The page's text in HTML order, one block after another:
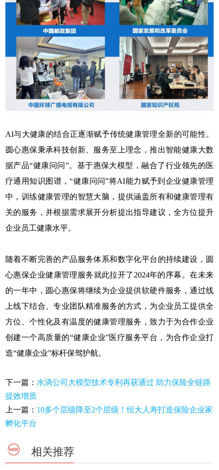
AI与大健康的结合正逐渐赋予传统健康管理全新的可能性。
圆心惠保秉承科技创新、服务至上理念，推出智能健康大数
据产品“健康问问”。基于惠保大模型，融合了行业领先的医
疗通用知识图谱，“健康问问”将AI能力赋予到企业健康管理
中，训练健康管理的智慧大脑，提供涵盖所有和健康管理有
关的服务，并根据需求展开分析提出指导建议，全方位提升
企业员工健康水平。
随着不断完善的产品服务体系和数字化平台的持续建设，圆
心惠保企业健康管理服务就此拉开了2024年的序幕。在未来
的一年中，圆心惠保将继续为企业提供软硬件服务，通过线
上线下结合、专业团队精准服务的方式，为企业员工提供全
方位、个性化及有温度的健康管理服务，致力于为合作企业
创建一个高质量的“健康企业”医疗服务平台，为合作企业打
造“健康企业”标杆保驾护航。
下一篇： 水滴公司大模型技术专利再获通过 助力保险全链路
提效增质
上一篇： 10多个层级降至2个层级！恒大人寿打造保险企业家
孵化平台
相关推荐